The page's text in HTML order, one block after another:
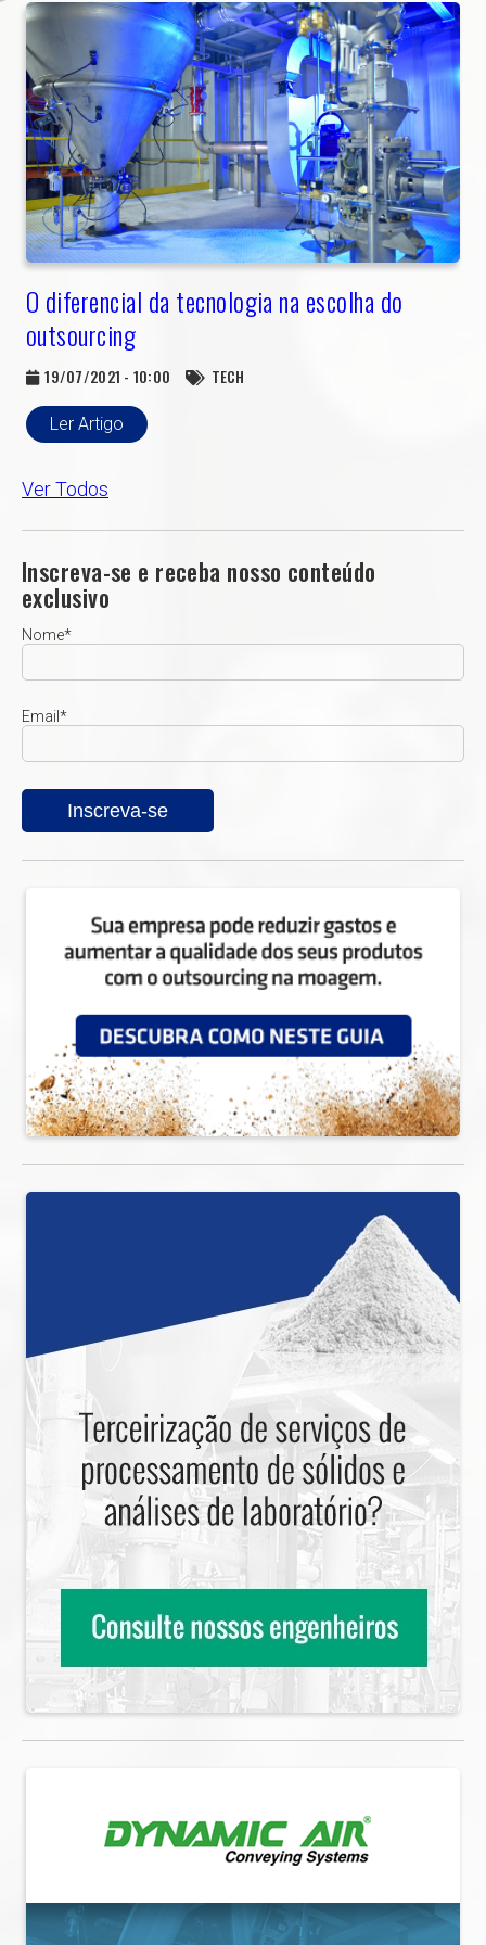
O diferencial da tecnologia na escolha do
outsourcing
19/07/2021 - 10:00 TECH
Ler Artigo
Ver Todos
Inscreva-se e receba nosso conteúdo
exclusivo
Nome*
Email *